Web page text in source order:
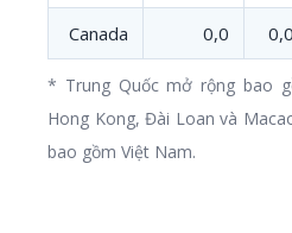
Canada 0,0 0,0
* Trung Quốc mở rộng bao
Hong Kong, Đài Loan và
bao gồm Việt Nam.